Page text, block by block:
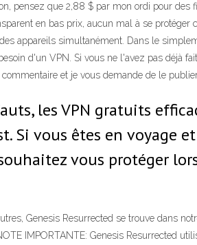
pensez que 2,88 $ par mon ordi pour
en bas prix, aucun mal à se
appareils simultanément. Dans le
d'un VPN. Si vous ne l'avez pas déjà
et je vous demande de le
les VPN gratuits
Si vous êtes en voyage
vous protéger
Genesis Resurrected se trouve dans
IMPORTANTE: Genesis Resurrected